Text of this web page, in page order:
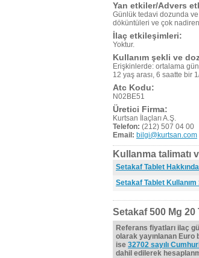
Yan etkiler/Advers
Günlük tedavi dozunda ve
döküntüleri ve çok
İlaç etkileşimleri:
Yoktur.
Kullanım şekli ve
Erişkinlerde: ortalama
12 yaş arası, 6 saatte bir
Atc Kodu:
N02BE51
Üretici Firma:
Kurtsan İlaçları A.Ş.
Telefon: (212) 507 04 00
Email: bilgi@kurtsan.com
Kullanma talimatı
Setakaf Tablet
Setakaf Tablet Kullanım
Setakaf 500 Mg
Referans fiyatları ilaç
olarak yayınlanan Euro
ise 32702 sayılı
dahil edilerek